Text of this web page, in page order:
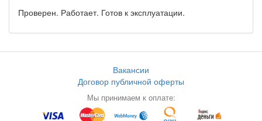
Проверен. Работает. Готов к эксплуатации.
Вакансии
Договор публичной оферты
Мы принимаем к оплате: